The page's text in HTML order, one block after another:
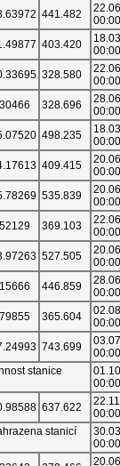
441.482
00:00
403.420
00:00
328.580
00:00
328.696
00:00
498.235
00:00
409.415
00:00
535.839
00:00
369.103
00:00
527.505
00:00
446.859
00:00
365.604
00:00
743.699
00:00
stanice
00:00
637.622
00:00
stanicí
00:00